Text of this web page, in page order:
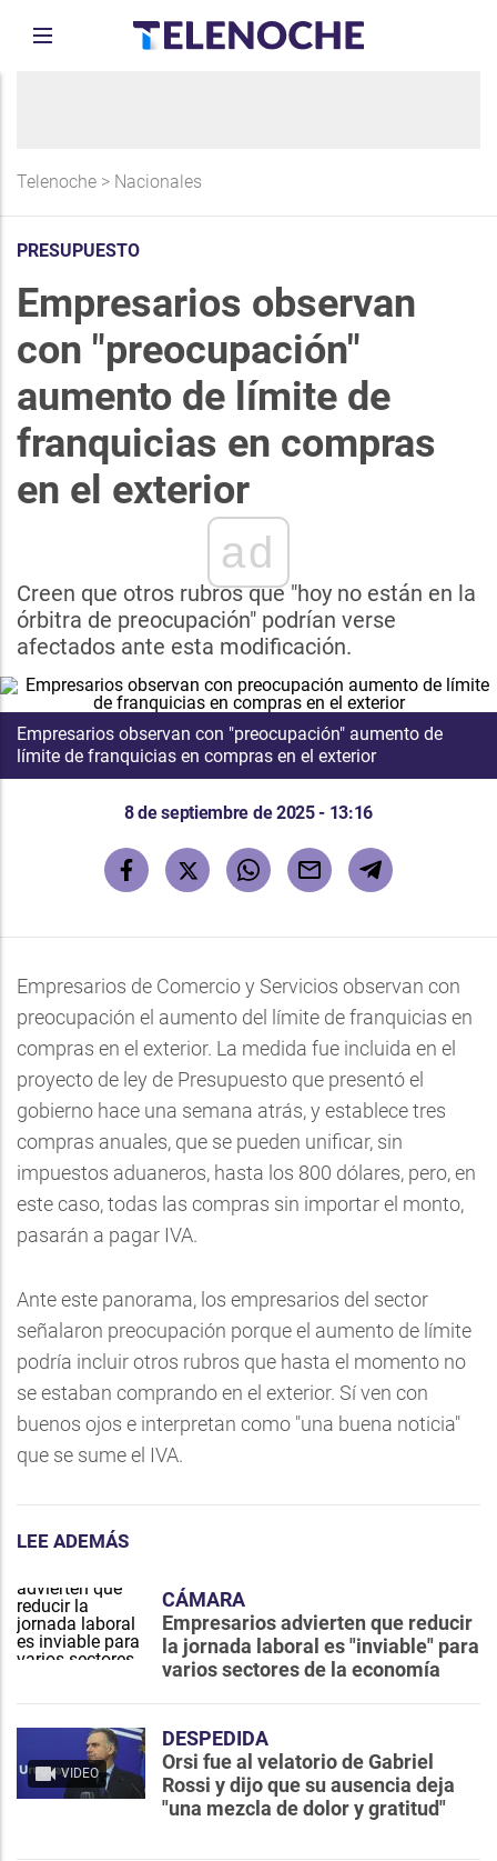
Telenoche > Nacionales
PRESUPUESTO
Empresarios observan
con "preocupación"
aumento de límite de
franquicias en compras
en el exterior
ad
Creen que otros rubros que "hoy no están en la
órbitra de preocupación" podrían verse
afectados ante esta modificación.
Empresarios observan con "preocupación" aumento de
límite de franquicias en compras en el exterior
8 de septiembre de 2025 - 13:16
Empresarios de Comercio y Servicios observan con
preocupación el aumento del límite de franquicias en
compras en el exterior. La medida fue incluida en el
proyecto de ley de Presupuesto que presentó el
gobierno hace una semana atrás, y establece tres
compras anuales, que se pueden unificar, sin
impuestos aduaneros, hasta los 800 dólares, pero, en
este caso, todas las compras sin importar el monto,
pasarán a pagar IVA.
Ante este panorama, los empresarios del sector
señalaron preocupación porque el aumento de límite
podría incluir otros rubros que hasta el momento no
se estaban comprando en el exterior. Sí ven con
buenos ojos e interpretan como "una buena noticia"
que se sume el IVA.
LEE ADEMÁS
CÁMARA
Empresarios advierten que reducir
la jornada laboral es "inviable" para
varios sectores de la economía
VIDEO
DESPEDIDA
Orsi fue al velatorio de Gabriel
Rossi y dijo que su ausencia deja
"una mezcla de dolor y gratitud"